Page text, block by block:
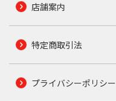
店舗案内
特定商取引法
プライバシーポリシー